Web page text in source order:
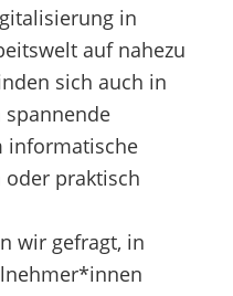
in
auf nahezu
sich auch in
informatische
praktisch
wir gefragt, in